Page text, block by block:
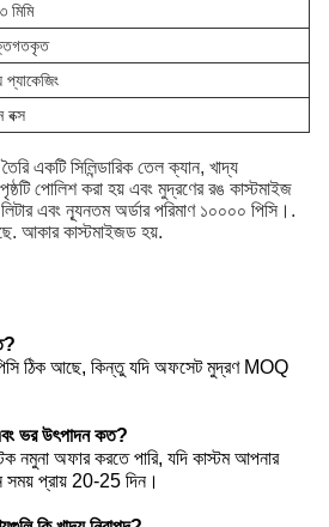
মিমি
প্যাকেজিং
বক্স
একটি সিলিন্ডারিক তেল ক্যান, খাদ্য
পোলিশ করা হয় এবং মুদ্রণের রঙ কাস্টমাইজ
এবং ন্যূনতম অর্ডার পরিমাণ ১০০০০ পিসি।.
আকার কাস্টমাইজড হয়.
ঠিক আছে, কিন্তু যদি অফসেট মুদ্রণ MOQ
ভর উৎপাদন কত?
নমুনা অফার করতে পারি, যদি কাস্টম আপনার
সময় প্রায় 20-25 দিন।